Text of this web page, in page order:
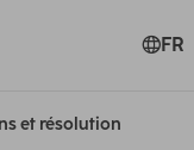
FR
et résolution